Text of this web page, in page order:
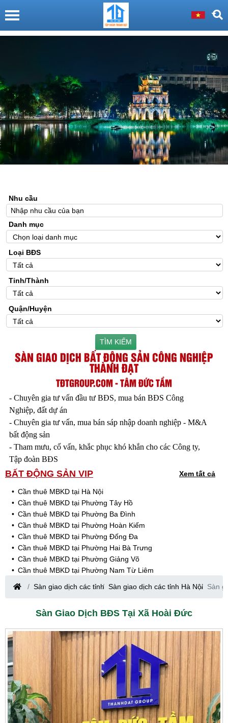
Nhu cầu
Danh mục
Loại BĐS
Tỉnh/Thành
Quận/Huyện
TÌM KIẾM
SÀN GIAO DỊCH BẤT ĐỘNG SẢN CÔNG NGHIỆP
THÀNH ĐẠT
TĐTGROUP.COM - TÂM ĐỨC TẦM
- Chuyên gia tư vấn đầu tư BĐS, mua bán BĐS Công
Nghiệp, đất dự án
- Chuyên gia tư vấn, mua bán sáp nhập doanh nghiệp - M&A
bất động sản
- Tham mưu, cố vấn, khắc phục khó khắn cho các Công ty,
Tập đoàn BĐS
BẤT ĐỘNG SẢN VIP Xem tất cả
Cần thuê MBKD tại Hà Nội
Cần thuê MBKD tại Phường Tây Hồ
Cần thuê MBKD tại Phường Ba Đình
Cần thuê MBKD tại Phường Hoàn Kiếm
Cần thuê MBKD tại Phường Đống Đa
Cần thuê MBKD tại Phường Hai Bà Trưng
Cần thuê MBKD tại Phường Giảng Võ
Cần thuê MBKD tại Phường Nam Từ Liêm
Cần thuê MBKD tại Phường Cầu Giấy
Cần thuê MBKD tại Phường Thanh Xuân
Cần thuê MBKD tại Phường Hà Đông
Cần thuê MBKD tại Phường Hoàng Mai
Cần thuê MBKD tại Phường Ô Chợ Dừa
Cần thuê MBKD tại Phường Yên Hòa
Cần thuê MBKD tại Phường Nghĩa Độ
Cần thuê MBKD tại Phường Phương Liệt
Cần thuê MBKD tại Phường Khương Đình
Cần thuê MBKD tại Phường Yên Sở
Cần thuê MBKD tại Phường Hoàng Liệt
Cần thuê MBKD tại Phường Định Công
Sàn giao dịch các tỉnh Sàn giao dịch các tỉnh Hà Nội Sàn
Sàn Giao Dịch BĐS Tại Xã Hoài Đức